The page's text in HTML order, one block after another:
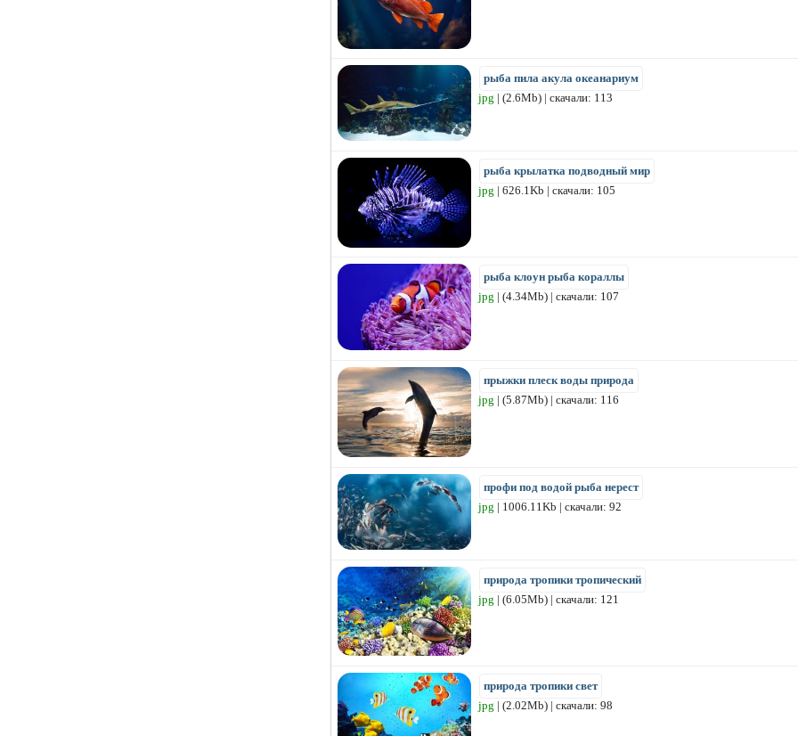
рыба пила акула океанариум
jpg | (2.6Mb) | скачали: 113
рыба крылатка подводный мир
jpg | 626.1Kb | скачали: 105
рыба клоун рыба кораллы
jpg | (4.34Mb) | скачали: 107
прыжки плеск воды природа
jpg | (5.87Mb) | скачали: 116
профи под водой рыба нерест
jpg | 1006.11Kb | скачали: 92
природа тропики тропический
jpg | (6.05Mb) | скачали: 121
природа тропики свет
jpg | (2.02Mb) | скачали: 98